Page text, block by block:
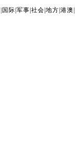
国际 军事 社会 地方 港澳